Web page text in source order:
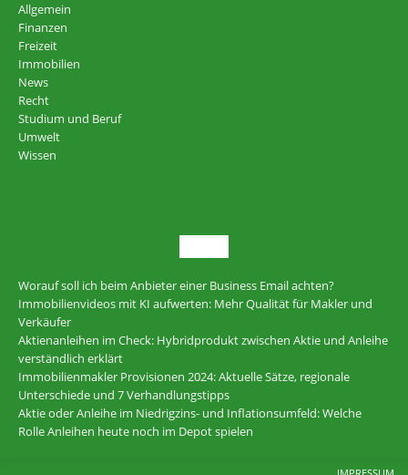
Allgemein
Finanzen
Freizeit
Immobilien
News
Recht
Studium und Beruf
Umwelt
Wissen
Worauf soll ich beim Anbieter einer Business Email achten?
Immobilienvideos mit KI aufwerten: Mehr Qualität für Makler und
Verkäufer
Aktienanleihen im Check: Hybridprodukt zwischen Aktie und Anleihe
verständlich erklärt
Immobilienmakler Provisionen 2024: Aktuelle Sätze, regionale
Unterschiede und 7 Verhandlungstipps
Aktie oder Anleihe im Niedrigzins- und Inflationsumfeld: Welche
Rolle Anleihen heute noch im Depot spielen